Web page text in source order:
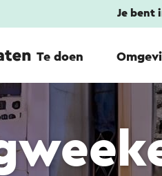
Je bent
Te doen